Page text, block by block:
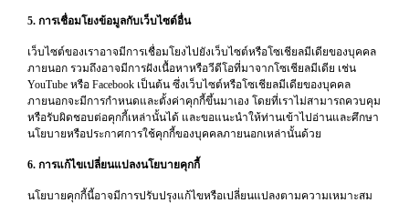
5. การเชื่อมโยงข้อมูลกับเว็บไซต์อื่น
เว็บไซต์ของเราอาจมีการเชื่อมโยงไปยังเว็บไซต์หรือโซเชียลมีเดียของบุคคล
ภายนอก รวมถึงอาจมีการฝังเนื้อหาหรือวีดีโอที่มาจากโซเชียลมีเดีย เช่น
YouTube หรือ Facebook เป็นต้น ซึ่งเว็บไซต์หรือโซเชียลมีเดียของบุคคล
ภายนอกจะมีการกำหนดและตั้งค่าคุกกี้ขึ้นมาเอง โดยที่เราไม่สามารถควบคุม
หรือรับผิดชอบต่อคุกกี้เหล่านั้นได้ และขอแนะนำให้ท่านเข้าไปอ่านและศึกษา
นโยบายหรือประกาศการใช้คุกกี้ของบุคคลภายนอกเหล่านั้นด้วย
6. การแก้ไขเปลี่ยนแปลงนโยบายคุกกี้
นโยบายคุกกี้นี้อาจมีการปรับปรุงแก้ไขหรือเปลี่ยนแปลงตามความเหมาะสม